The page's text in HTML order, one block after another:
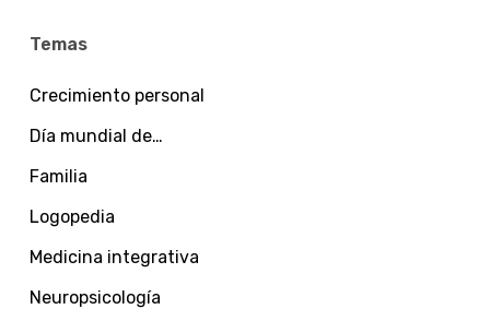
Temas
Crecimiento personal
Día mundial de…
Familia
Logopedia
Medicina integrativa
Neuropsicología